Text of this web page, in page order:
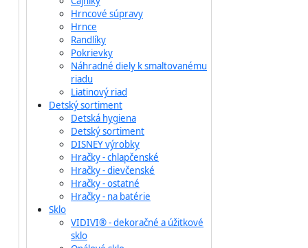
Hrncové súpravy
Hrnce
Randlíky
Pokrievky
Náhradné diely k smaltovanému
riadu
Liatinový riad
Detský sortiment
Detská hygiena
Detský sortiment
DISNEY výrobky
Hračky - chlapčenské
Hračky - dievčenské
Hračky - ostatné
Hračky - na batérie
Sklo
VIDIVI® - dekoračné a úžitkové
sklo